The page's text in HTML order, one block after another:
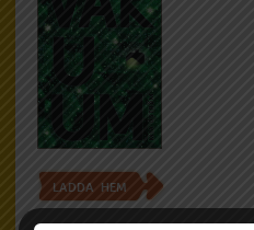
LADDA HEM